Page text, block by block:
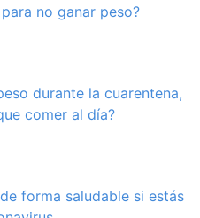
no ganar peso?
durante la cuarentena,
comer al día?
forma saludable si estás